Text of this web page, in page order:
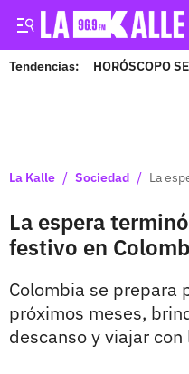
Tendencias: HORÓSCOPO
La Kalle / Sociedad / La
La espera
festivo en
Colombia se prepara
próximos meses,
descanso y viajar con